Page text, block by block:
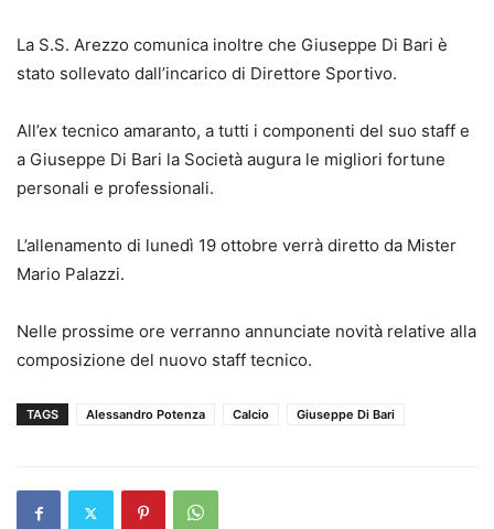
La S.S. Arezzo comunica inoltre che Giuseppe Di Bari è
stato sollevato dall’incarico di Direttore Sportivo.
All’ex tecnico amaranto, a tutti i componenti del suo staff e
a Giuseppe Di Bari la Società augura le migliori fortune
personali e professionali.
L’allenamento di lunedì 19 ottobre verrà diretto da Mister
Mario Palazzi.
Nelle prossime ore verranno annunciate novità relative alla
composizione del nuovo staff tecnico.
TAGS Alessandro Potenza Calcio Giuseppe Di Bari